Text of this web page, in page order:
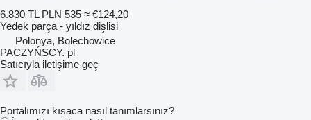
6.830 TL PLN 535 ≈ €124,20
Yedek parça - yıldız dişlisi
Polonya, Bolechowice
PACZYŃSCY. pl
Satıcıyla iletişime geç
Portalımızı kısaca nasıl tanımlarsınız?